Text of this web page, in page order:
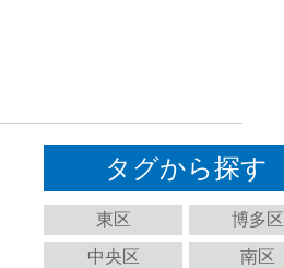
タグから探す
東区
博多区
中央区
南区